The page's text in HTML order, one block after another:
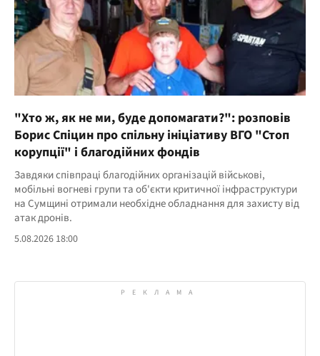
"Хто ж, як не ми, буде допомагати?": розповів
Борис Спіцин про спільну ініціативу ВГО "Стоп
корупції" і благодійних фондів
Завдяки співпраці благодійних організацій військові,
мобільні вогневі групи та об'єкти критичної інфраструктури
на Сумщині отримали необхідне обладнання для захисту від
атак дронів.
5.08.2026 18:00